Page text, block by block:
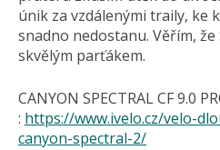
únik za vzdálenými traily, ke
snadno nedostanu. Věřím,
skvělým parťákem.
CANYON SPECTRAL CF 9.0
: https://www.ivelo.cz/velo-
canyon-spectral-2/